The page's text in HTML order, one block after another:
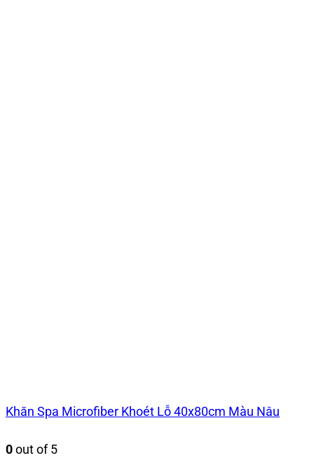
Khăn Spa Microfiber Khoét Lỗ 40x80cm Màu Nâu
0out of 5